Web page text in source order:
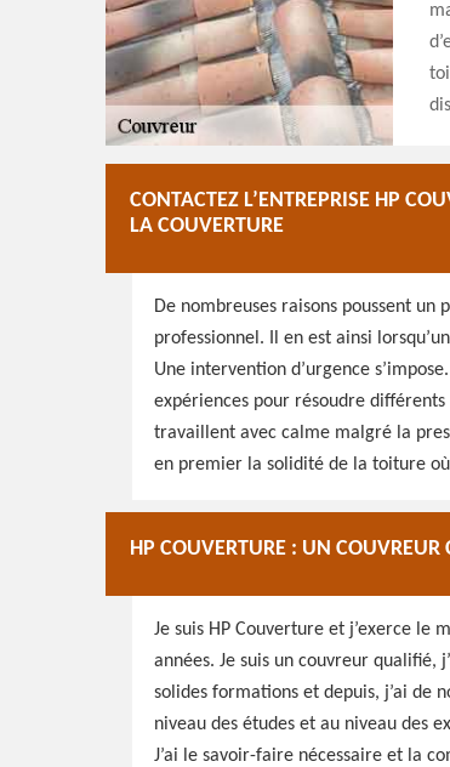
CONTACTEZ L’ENTREPRISE HP
LA COUVERTURE
De nombreuses raisons poussent
professionnel. Il en est ainsi
Une intervention d’urgence
expériences pour résoudre
travaillent avec calme malgré la
en premier la solidité de la toiture
HP COUVERTURE : UN COUVREUR
Je suis HP Couverture et j’exerce le
années. Je suis un couvreur qualifié,
solides formations et depuis, j’ai de
niveau des études et au niveau des
J’ai le savoir-faire nécessaire et la